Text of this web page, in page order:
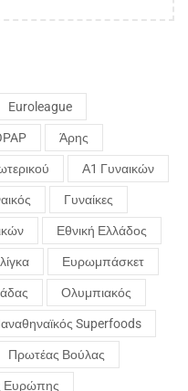
Euroleague
Άρης
Α1 Γυναικών
Γυναίκες
Εθνική Ελλάδος
Ευρωμπάσκετ
Ολυμπιακός
Superfoods
Πρωτέας Βούλας
Ευρώπης